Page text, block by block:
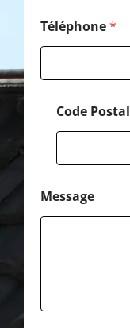
Téléphone*
Code Postal
Message